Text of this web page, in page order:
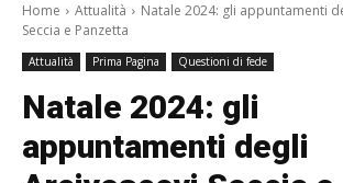
Home Attualità
Natale 2024: gli appuntamenti
Seccia e Panzetta
Attualità Prima Pagina Questioni di fede
Natale 2024: gli
appuntamenti degli